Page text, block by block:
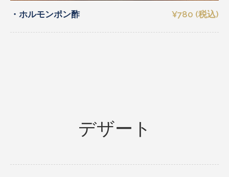
・ホルモンポン酢 ¥780 (税込)
デザート